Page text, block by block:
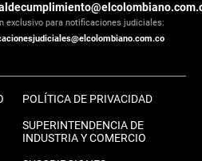
exclusivo para notificaciones judiciales:
POLÍTICA DE PRIVACIDAD
SUPERINTENDENCIA DE
INDUSTRIA Y COMERCIO